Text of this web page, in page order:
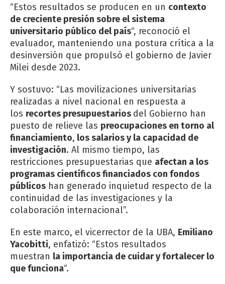
“Estos resultados se producen en un contexto
de creciente presión sobre el sistema
universitario público del país“, reconoció el
evaluador, manteniendo una postura crítica a la
desinversión que propulsó el gobierno de Javier
Milei desde 2023.
Y sostuvo: “Las movilizaciones universitarias
realizadas a nivel nacional en respuesta a
los recortes presupuestarios del Gobierno han
puesto de relieve las preocupaciones en torno al
financiamiento, los salarios y la capacidad de
investigación. Al mismo tiempo, las
restricciones presupuestarias que afectan a los
programas científicos financiados con fondos
públicos han generado inquietud respecto de la
continuidad de las investigaciones y la
colaboración internacional”.
En este marco, el vicerrector de la UBA, Emiliano
Yacobitti, enfatizó: “Estos resultados
muestran la importancia de cuidar y fortalecer lo
que funciona“.